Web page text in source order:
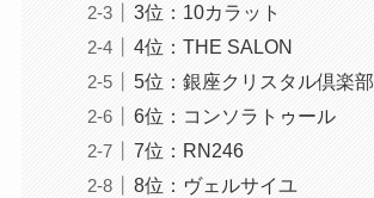
3位：10カラット
4位：THE SALON
5位：銀座クリスタル倶楽部
6位：コンソラトゥール
7位：RN246
8位：ヴェルサイユ